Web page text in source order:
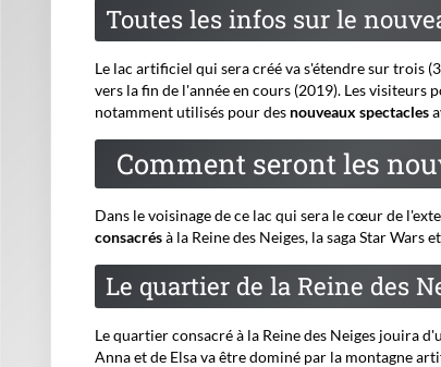
Toutes les infos sur le
Le lac artificiel qui sera créé va s'étendre sur trois
vers la fin de l'année en cours (2019). Les
notamment utilisés pour des nouveaux spectacles
Comment seront les
Dans le voisinage de ce lac qui sera le cœur de
consacrésà la Reine des Neiges, la saga Star Wars
Le quartier de la Reine des
Le quartier consacré à la Reine des Neiges jouira
Anna et de Elsa va être dominé par la montagne